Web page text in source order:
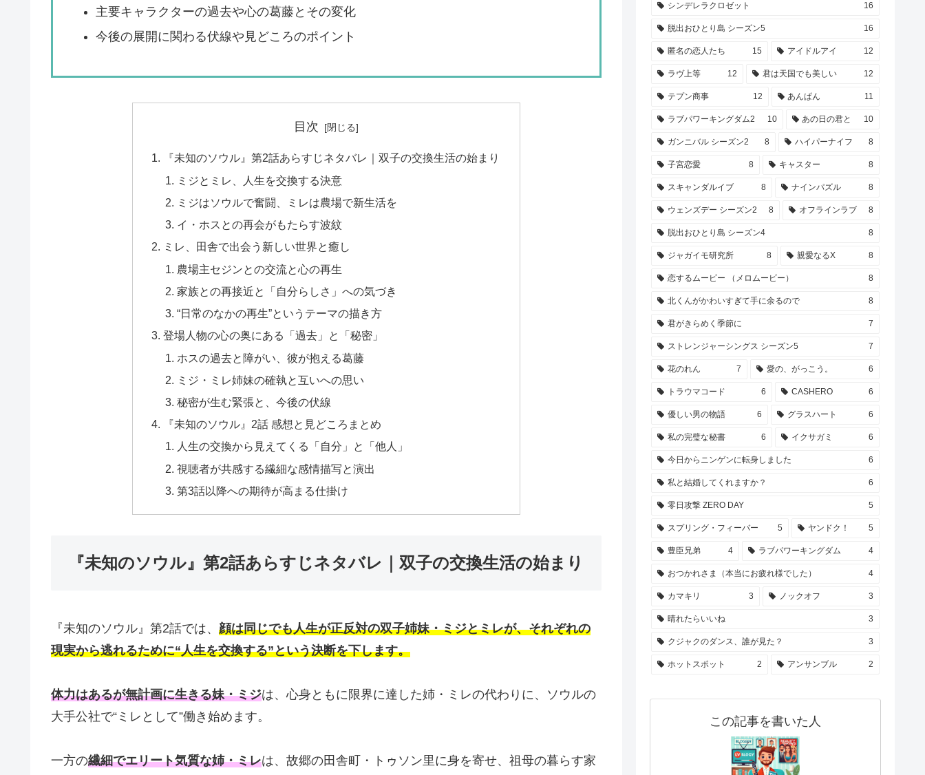
主要キャラクターの過去や心の葛藤とその変化
今後の展開に関わる伏線や見どころのポイント
目次
『未知のソウル』第2話あらすじネタバレ｜双子の交換生活の始まり
ミジとミレ、人生を交換する決意
ミジはソウルで奮闘、ミレは農場で新生活を
イ・ホスとの再会がもたらす波紋
ミレ、田舎で出会う新しい世界と癒し
農場主セジンとの交流と心の再生
家族との再接近と「自分らしさ」への気づき
“日常のなかの再生”というテーマの描き方
登場人物の心の奥にある「過去」と「秘密」
ホスの過去と障がい、彼が抱える葛藤
ミジ・ミレ姉妹の確執と互いへの思い
秘密が生む緊張と、今後の伏線
『未知のソウル』2話 感想と見どころまとめ
人生の交換から見えてくる「自分」と「他人」
視聴者が共感する繊細な感情描写と演出
第3話以降への期待が高まる仕掛け
『未知のソウル』第2話あらすじネタバレ｜双子の交換生活の始まり
『未知のソウル』第2話では、 顔は同じでも人生が正反対の双子姉妹・ミジとミレが、それぞれの
現実から逃れるために“人生を交換する”という決断を下します。
体力はあるが無計画に生きる妹・ミジは、心身ともに限界に達した姉・ミレの代わりに、ソウルの
大手公社で“ミレとして”働き始めます。
一方の繊細でエリート気質な姉・ミレは、故郷の田舎町・トゥソン里に身を寄せ、祖母の暮らす家
シンデレラクロゼット 16
脱出おひとり島 シーズン5 16
匿名の恋人たち 15 アイドルアイ 12
ラヴ上等 12 君は天国でも美しい 12
テプン商事 12 あんぱん 11
ラブパワーキングダム2 10 あの日の君と 10
ガンニバル シーズン2 8 ハイパーナイフ 8
子宮恋愛 8 キャスター 8
スキャンダルイブ 8 ナインパズル 8
ウェンズデー シーズン2 8 オフラインラブ 8
脱出おひとり島 シーズン4 8
ジャガイモ研究所 8 親愛なるX 8
恋するムービー （メロムービー） 8
北くんがかわいすぎて手に余るので 8
君がきらめく季節に 7
ストレンジャーシングス シーズン5 7
花のれん 7 愛の、がっこう。 6
トラウマコード 6 CASHERO 6
優しい男の物語 6 グラスハート 6
私の完璧な秘書 6 イクサガミ 6
今日からニンゲンに転身しました 6
私と結婚してくれますか？ 6
零日攻撃 ZERO DAY 5
スプリング・フィーバー 5 ヤンドク！ 5
豊臣兄弟 4 ラブパワーキングダム 4
おつかれさま（本当にお疲れ様でした） 4
カマキリ 3 ノックオフ 3
晴れたらいいね 3
クジャクのダンス、誰が見た？ 3
ホットスポット 2 アンサンブル 2
この記事を書いた人